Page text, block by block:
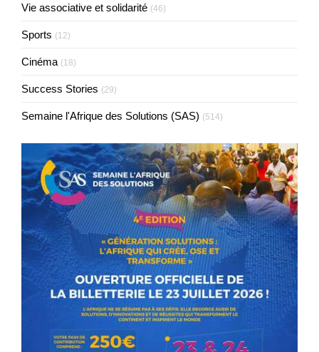
Vie associative et solidarité (46)
Sports (12)
Cinéma (18)
Success Stories (29)
Semaine l'Afrique des Solutions (SAS) (514)